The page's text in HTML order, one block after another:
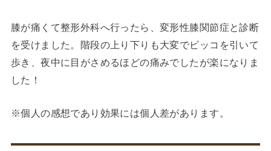
膝が痛くて整形外科へ行ったら、変形性膝関節症と診断
を受けました。階段の上り下りも大変でビッコを引いて
歩き、夜中に目がさめるほどの痛みでしたが楽になりま
した！
※個人の感想であり効果には個人差があります。